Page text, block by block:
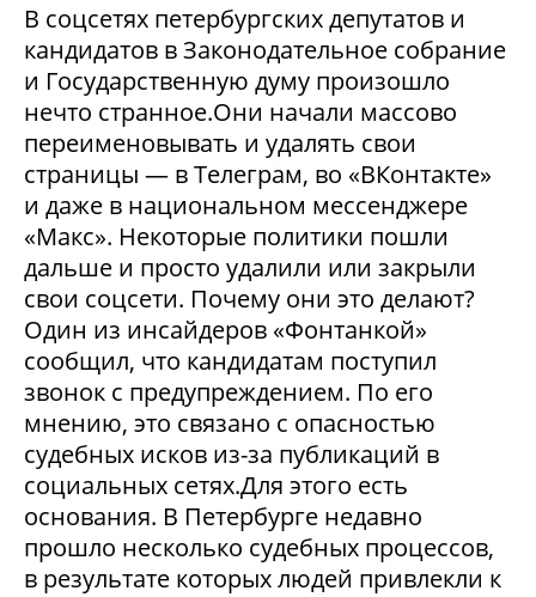
В соцсетях петербургских депутатов и
кандидатов в Законодательное собрание
и Государственную думу произошло
нечто странное.Они начали массово
переименовывать и удалять свои
страницы — в Телеграм, во «ВКонтакте»
и даже в национальном мессенджере
«Макс». Некоторые политики пошли
дальше и просто удалили или закрыли
свои соцсети. Почему они это делают?
Один из инсайдеров «Фонтанкой»
сообщил, что кандидатам поступил
звонок с предупреждением. По его
мнению, это связано с опасностью
судебных исков из-за публикаций в
социальных сетях.Для этого есть
основания. В Петербурге недавно
прошло несколько судебных процессов,
в результате которых людей привлекли к